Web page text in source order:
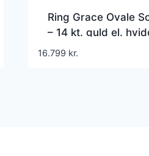
Ring Grace Ovale
– 14 kt. guld el.
1.00-3.00 ct TW G-
16.799 kr.